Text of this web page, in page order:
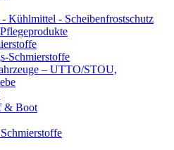
Kühlmittel - Scheibenfrostschutz
Schmierstoffe
– UTTO/STOU,
& Boot